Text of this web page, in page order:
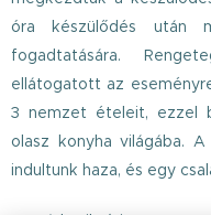
óra készülődés után
fogadtatására.
ellátogatott az
3 nemzet ételeit, ezzel
olasz konyha világába.
indultunk haza, és egy